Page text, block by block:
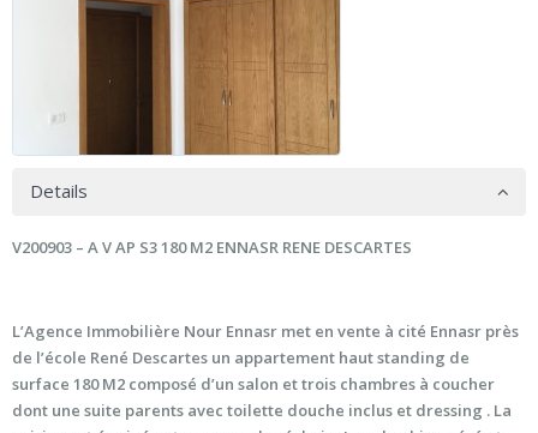
Details
V200903 – A V AP S3 180 M2 ENNASR RENE DESCARTES
L’Agence Immobilière Nour Ennasr met en vente à cité Ennasr près
de l’école René Descartes un appartement haut standing de
surface 180 M2 composé d’un salon et trois chambres à coucher
dont une suite parents avec toilette douche inclus et dressing . La